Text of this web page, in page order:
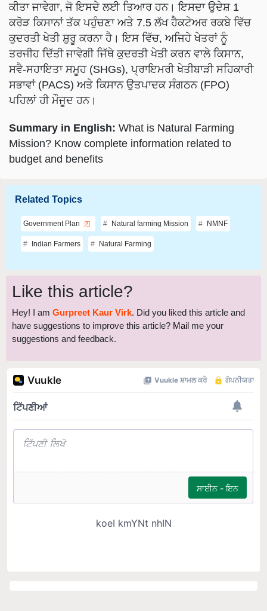
ਕੀਤਾ ਜਾਵੇਗਾ, ਜੋ ਇਸਦੇ ਲਈ ਤਿਆਰ ਹਨ। ਇਸਦਾ ਉਦੇਸ਼ 1
ਕਰੋੜ ਕਿਸਾਨਾਂ ਤੱਕ ਪਹੁੰਚਣਾ ਅਤੇ 7.5 ਲੱਖ ਹੈਕਟੇਅਰ ਰਕਬੇ ਵਿੱਚ
ਕੁਦਰਤੀ ਖੇਤੀ ਸ਼ੁਰੂ ਕਰਨਾ ਹੈ। ਇਸ ਵਿੱਚ, ਅਜਿਹੇ ਖੇਤਰਾਂ ਨੂੰ
ਤਰਜੀਹ ਦਿੱਤੀ ਜਾਵੇਗੀ ਜਿੱਥੇ ਕੁਦਰਤੀ ਖੇਤੀ ਕਰਨ ਵਾਲੇ ਕਿਸਾਨ,
ਸਵੈ-ਸਹਾਇਤਾ ਸਮੂਹ (SHGs), ਪ੍ਰਾਇਮਰੀ ਖੇਤੀਬਾੜੀ ਸਹਿਕਾਰੀ
ਸਭਾਵਾਂ (PACS) ਅਤੇ ਕਿਸਾਨ ਉਤਪਾਦਕ ਸੰਗਠਨ (FPO)
ਪਹਿਲਾਂ ਹੀ ਮੌਜੂਦ ਹਨ।
Summary in English: What is Natural Farming
Mission? Know complete information related to
budget and benefits
Related Topics
Government Plan Natural farming Mission NMNF
Indian Farmers Natural Farming
Like this article?
Hey! I am Gurpreet Kaur Virk. Did you liked this article and
have suggestions to improve this article? Mail me your
suggestions and feedback.